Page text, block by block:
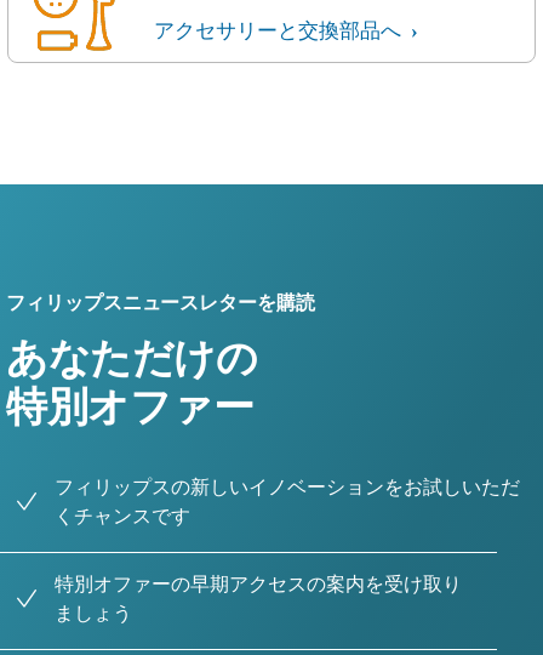
アクセサリーと交換部品へ
フィリップスニュースレターを購読
あなただけの
特別オファー
フィリップスの新しいイノベーションをお試しいただ
くチャンスです
特別オファーの早期アクセスの案内を受け取り
ましょう